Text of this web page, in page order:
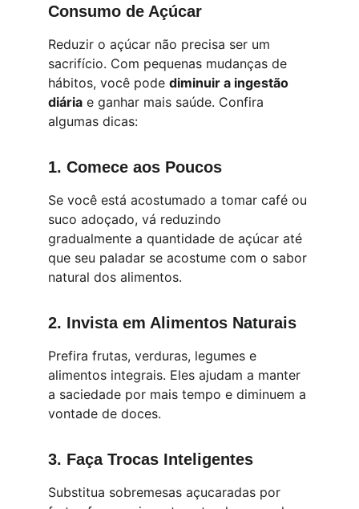
Consumo de Açúcar
Reduzir o açúcar não precisa ser um
sacrifício. Com pequenas mudanças de
hábitos, você pode diminuir a ingestão
diária e ganhar mais saúde. Confira
algumas dicas:
1. Comece aos Poucos
Se você está acostumado a tomar café ou
suco adoçado, vá reduzindo
gradualmente a quantidade de açúcar até
que seu paladar se acostume com o sabor
natural dos alimentos.
2. Invista em Alimentos Naturais
Prefira frutas, verduras, legumes e
alimentos integrais. Eles ajudam a manter
a saciedade por mais tempo e diminuem a
vontade de doces.
3. Faça Trocas Inteligentes
Substitua sobremesas açucaradas por